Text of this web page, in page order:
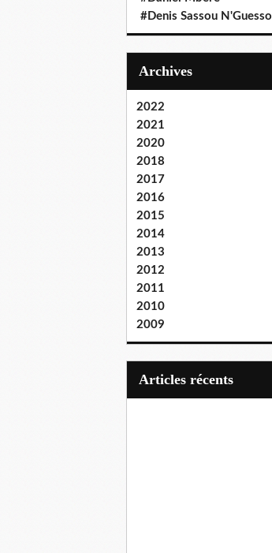
#Denis Sassou N'Guesso
Archives
2022
2021
2020
2018
2017
2016
2015
2014
2013
2012
2011
2010
2009
articles récents